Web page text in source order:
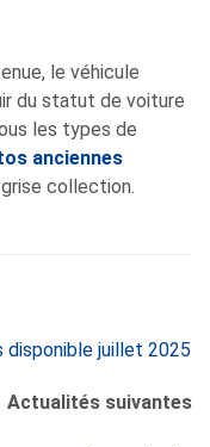
le véhicule
du statut de voiture
les types de
anciennes
collection.
disponible juillet 2025
Actualités suivantes